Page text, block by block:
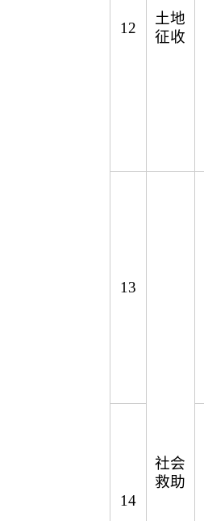
12
土地
征收
13
社会
救助
14